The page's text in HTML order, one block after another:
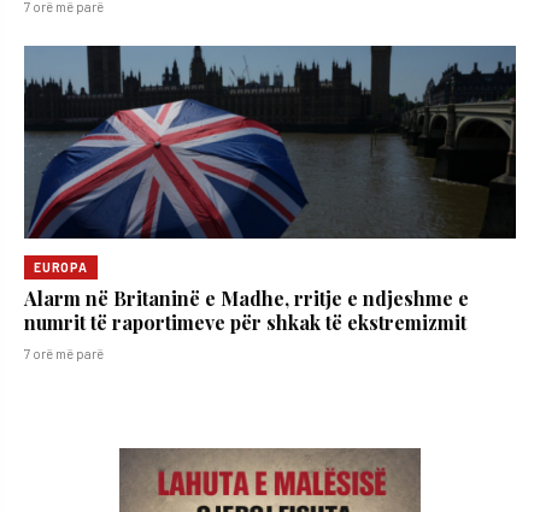
7 orë më parë
EUROPA
Alarm në Britaninë e Madhe, rritje e ndjeshme e
numrit të raportimeve për shkak të ekstremizmit
7 orë më parë